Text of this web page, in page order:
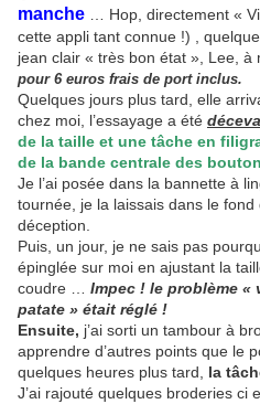
manche … Hop, directement «
cette appli tant connue !) ,
jean clair « très bon état », Lee,
pour 6 euros frais de port inclus.
Quelques jours plus tard, elle
chez moi, l’essayage a été
de la taille et une tâche en
de la bande centrale des
Je l’ai posée dans la bannette à
tournée, je la laissais dans le
déception.
Puis, un jour, je ne sais pas
épinglée sur moi en ajustant la
coudre … Impec ! le problème «
patate » était réglé !
Ensuite, j’ai sorti un tambour à
apprendre d’autres points que le
quelques heures plus tard, la
J’ai rajouté quelques broderies ci